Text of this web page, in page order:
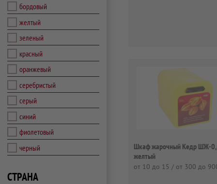
бордовый
желтый
зеленый
красный
оранжевый
серебристый
серый
синий
фиолетовый
черный
СТРАНА
Шкаф жарочный Кедр ШЖ-
желтый
от 10 до 15 / от 300 до